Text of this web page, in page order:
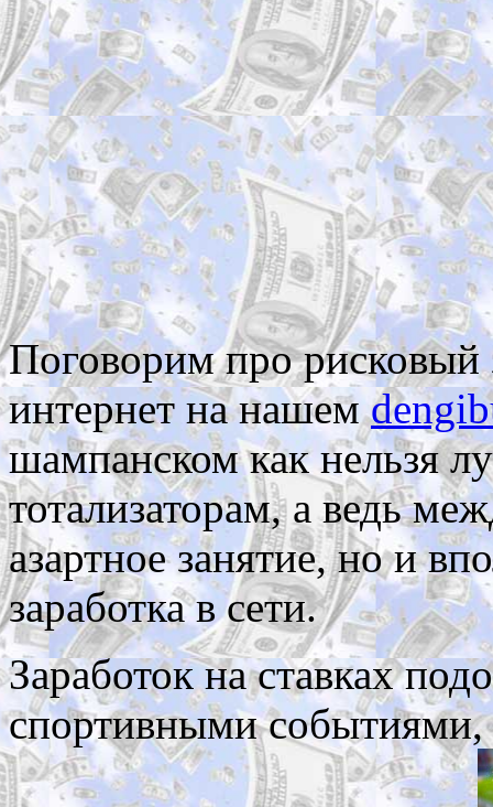
Поговорим про рисковый
интернет на нашем
шампанском как нельзя
тотализаторам, а ведь
азартное занятие, но и
заработка в сети.
Заработок на ставках
спортивными событиями,